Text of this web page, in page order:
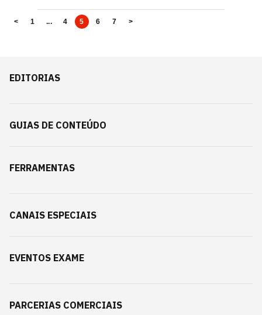
< 1 ... 4 5 6 7 >
EDITORIAS
GUIAS DE CONTEÚDO
FERRAMENTAS
CANAIS ESPECIAIS
EVENTOS EXAME
PARCERIAS COMERCIAIS